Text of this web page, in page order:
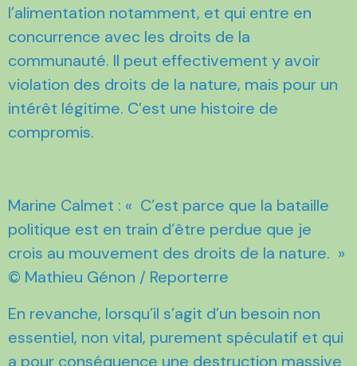
l’alimentation notamment, et qui entre en
concurrence avec les droits de la
communauté. Il peut effectivement y avoir
violation des droits de la nature, mais pour un
intérêt légitime. C’est une histoire de
compromis.
Marine Calmet : « C’est parce que la bataille
politique est en train d’être perdue que je
crois au mouvement des droits de la nature. »
© Mathieu Génon / Reporterre
En revanche, lorsqu’il s’agit d’un besoin non
essentiel, non vital, purement spéculatif et qui
a pour conséquence une destruction massive